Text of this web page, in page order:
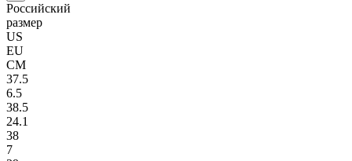
Российский
размер
US
EU
СМ
37.5
6.5
38.5
24.1
38
7